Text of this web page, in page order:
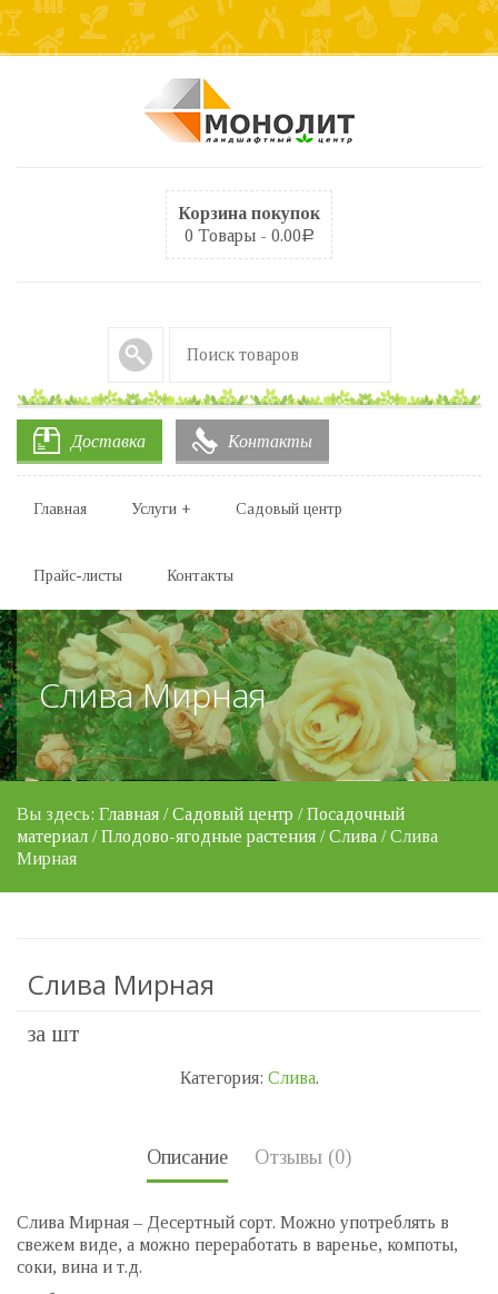
Корзина покупок
0 Товары - 0.00Р
Доставка Контакты
Главная Услуги + Садовый центр
Прайс-листы Контакты
Слива Мирная
Вы здесь: Главная /Садовый центр /Посадочный
материал /Плодово-ягодные растения /Слива / Слива
Мирная
Слива Мирная
за шт
Категория: Слива.
Описание Отзывы (0)
Слива Мирная – Десертный сорт. Можно употреблять в
свежем виде, а можно переработать в варенье, компоты,
соки, вина и т.д.